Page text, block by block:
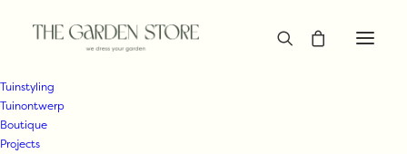
Tuinstyling
Tuinontwerp
Boutique
Projects